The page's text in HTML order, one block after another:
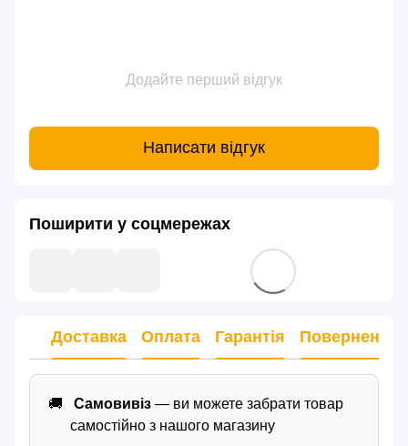
Додайте перший відгук
Написати відгук
Поширити у соцмережах
Доставка Оплата Гарантія Повернення
Самовивіз — ви можете забрати товар
самостійно з нашого магазину